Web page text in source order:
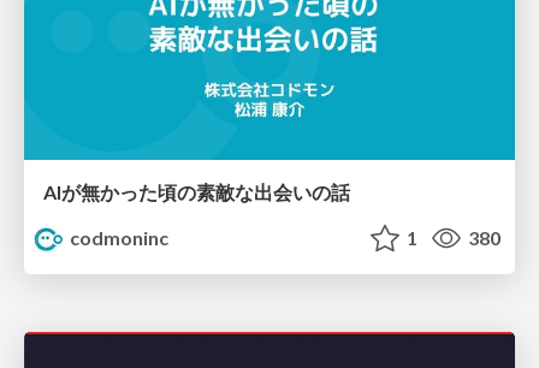
AIが無かった頃の素敵な出会いの話
codmoninc
1 380